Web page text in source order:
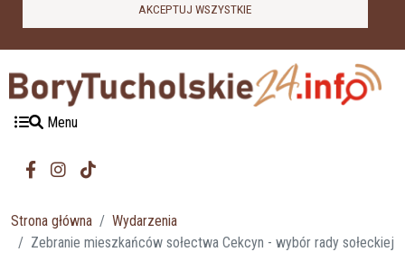
AKCEPTUJ WSZYSTKIE
Menu
Strona główna
Wydarzenia
Zebranie mieszkańców sołectwa Cekcyn - wybór rady sołeckiej